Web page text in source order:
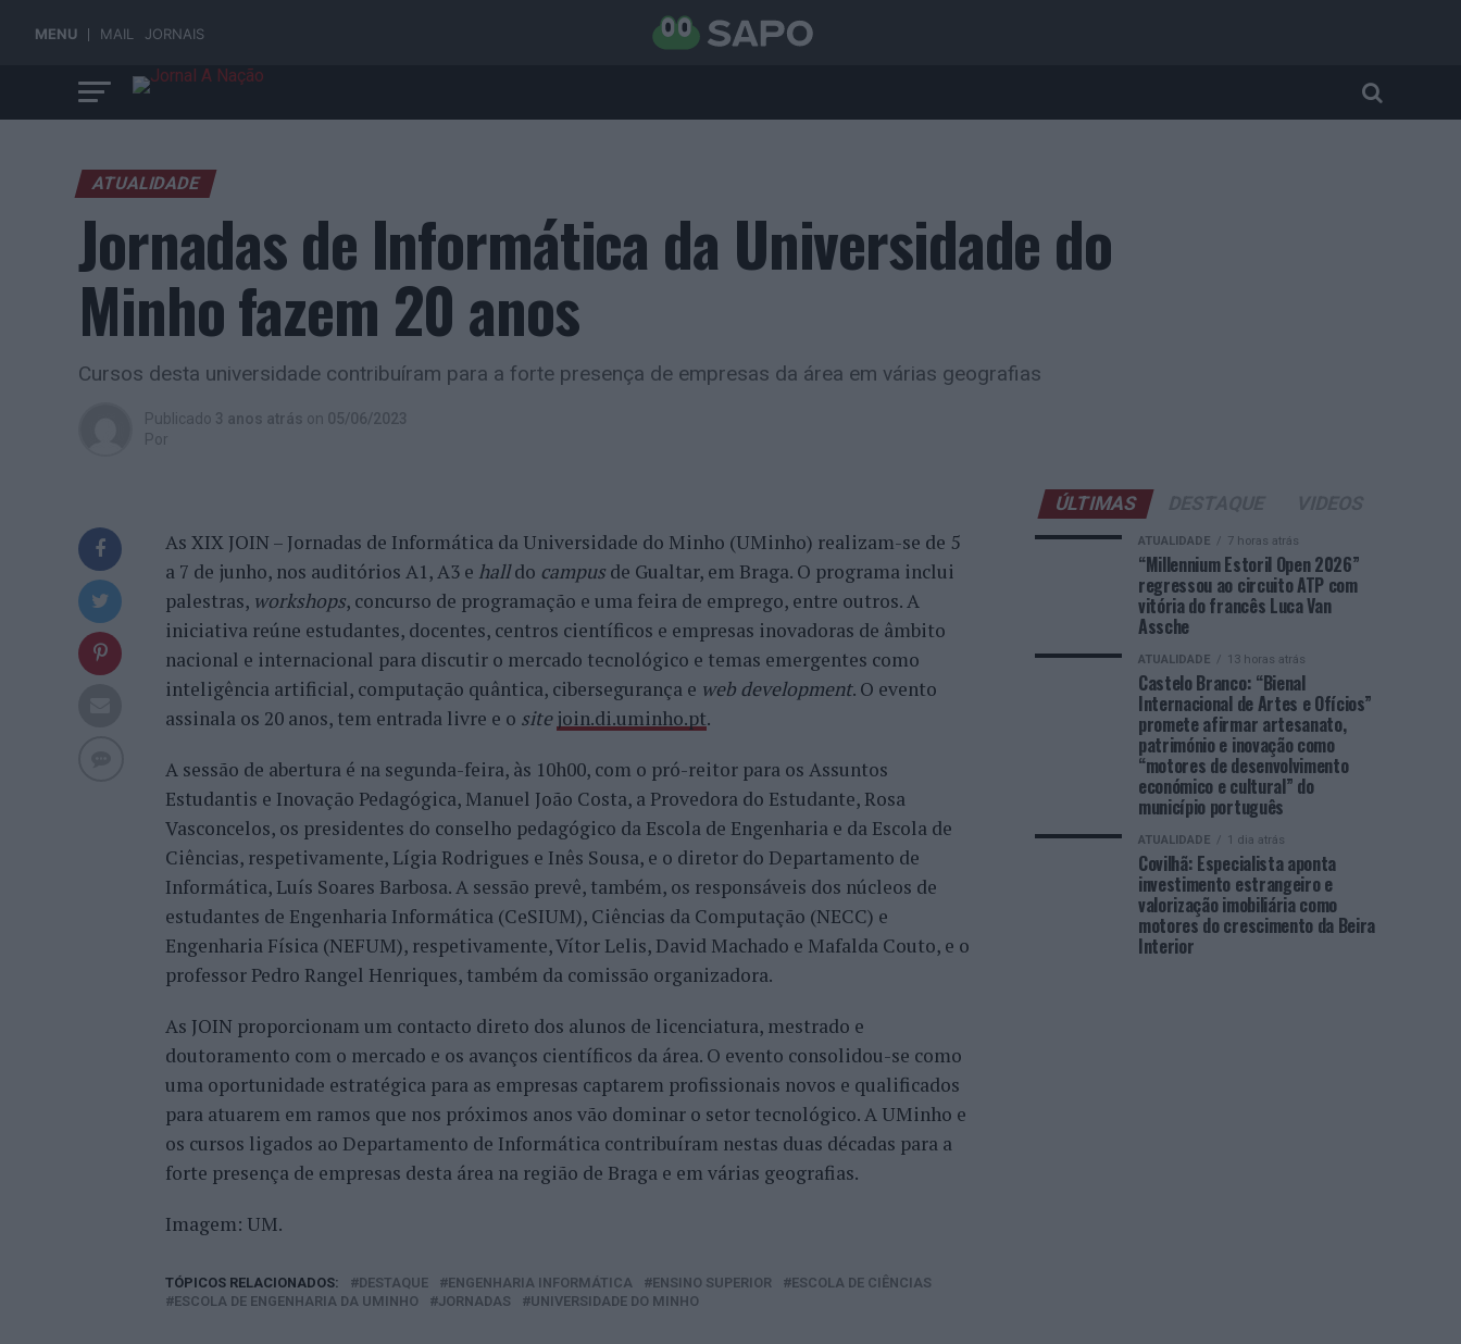
MENU MAIL JORNAIS
ATUALIDADE
Jornadas de Informática da Universidade do
Minho fazem 20 anos
Cursos desta universidade contribuíram para a forte presença de empresas da área em várias geografias
Publicado 3 anos atrás on 05/06/2023
Por
As XIX JOIN – Jornadas de Informática da Universidade do Minho (UMinho) realizam-se de 5
a 7 de junho, nos auditórios A1, A3 e halldo campus de Gualtar, em Braga. O programa inclui
palestras, workshops, concurso de programação e uma feira de emprego, entre outros. A
iniciativa reúne estudantes, docentes, centros científicos e empresas inovadoras de âmbito
nacional e internacional para discutir o mercado tecnológico e temas emergentes como
inteligência artificial, computação quântica, cibersegurança e web development. O evento
assinala os 20 anos, tem entrada livre e o sitejoin.di.uminho.pt.
A sessão de abertura é na segunda-feira, às 10h00, com o pró-reitor para os Assuntos
Estudantis e Inovação Pedagógica, Manuel João Costa, a Provedora do Estudante, Rosa
Vasconcelos, os presidentes do conselho pedagógico da Escola de Engenharia e da Escola de
Ciências, respetivamente, Lígia Rodrigues e Inês Sousa, e o diretor do Departamento de
Informática, Luís Soares Barbosa. A sessão prevê, também, os responsáveis dos núcleos de
estudantes de Engenharia Informática (CeSIUM), Ciências da Computação (NECC) e
Engenharia Física (NEFUM), respetivamente, Vítor Lelis, David Machado e Mafalda Couto, e o
professor Pedro Rangel Henriques, também da comissão organizadora.
As JOIN proporcionam um contacto direto dos alunos de licenciatura, mestrado e
doutoramento com o mercado e os avanços científicos da área. O evento consolidou-se como
uma oportunidade estratégica para as empresas captarem profissionais novos e qualificados
para atuarem em ramos que nos próximos anos vão dominar o setor tecnológico. A UMinho e
os cursos ligados ao Departamento de Informática contribuíram nestas duas décadas para a
forte presença de empresas desta área na região de Braga e em várias geografias.
Imagem: UM.
TÓPICOS RELACIONADOS: DESTAQUE ENGENHARIA INFORMÁTICA ENSINO SUPERIOR
ESCOLA DE CIÊNCIAS
ESCOLA DE ENGENHARIA DA UMINHO
JORNADAS UNIVERSIDADE DO MINHO
ÚLTIMAS
ATUALIDADE 7 horas atrás
“Millennium Estoril Open 2026”
regressou ao circuito ATP com
vitória do francês Luca Van
Assche
ATUALIDADE 13 horas atrás
Castelo Branco: “Bienal
Internacional de Artes e Ofícios”
promete afirmar artesanato,
património e inovação como
“motores de desenvolvimento
económico e cultural” do
município português
ATUALIDADE 1 dia atrás
Covilhã: Especialista aponta
investimento estrangeiro e
valorização imobiliária como
motores do crescimento da Beira
Interior